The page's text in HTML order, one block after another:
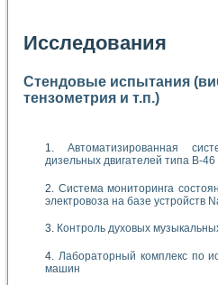
Исследования
Стендовые испытания
тензометрия и т.п.)
Автоматизированная
дизельных двигателей типа В-46
Система мониторинга
электровоза на базе устройств
Контроль духовых
Лабораторный комплекс по
машин